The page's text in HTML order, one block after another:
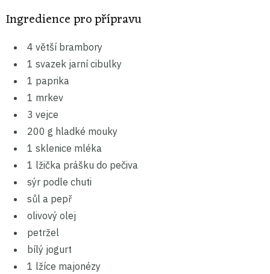
Ingredience pro přípravu
4 větší brambory
1 svazek jarní cibulky
1 paprika
1 mrkev
3 vejce
200 g hladké mouky
1 sklenice mléka
1 lžička prášku do pečiva
sýr podle chuti
sůl a pepř
olivový olej
petržel
bílý jogurt
1 lžíce majonézy